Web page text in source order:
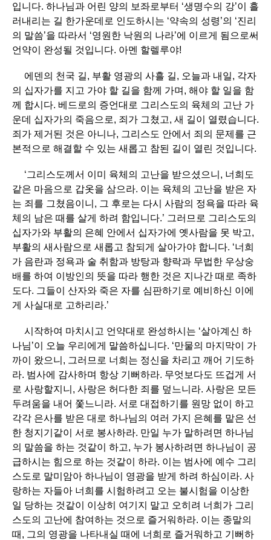
입니다. 하나님과 어린 양의 보좌로부터 ‘생명수의 강’이 흘
러내리는 길 한가운데로 인도하시는 ‘약속의 성령’의 ‘진리
의 말씀’을 따라서 ‘영원한 낙원의 나라’에 이르게 됨으로써
언약이 완성될 것입니다. 아멘 할렐루야!
에덴의 천국 길, 부활 영광의 사흘 길, 오늘과 내일, 각자
의 십자가를 지고 가야 할 길을 함께 가며, 해야 할 일을 함
께 합시다. 베드로의 증언대로 그리스도의 육체의 고난 가
운데 십자가의 죽음으로, 죄가 그쳤고, 새 길이 열렸습니다.
죄가 제거된 것은 아니나, 그리스도 안에서 죄의 문제를 근
본적으로 해결할 수 있는 새롭고 참된 길이 열린 것입니다.
‘그리스도께서 이미 육체의 고난을 받으셨으니, 너희도
같은 마음으로 갑옷을 삼으라. 이는 육체의 고난을 받은 자
는 죄를 그쳤음이니, 그 후로는 다시 사람의 정욕을 따라 육
체의 남은 때를 살게 하려 함입니다.’ 그러므로 그리스도의
십자가와 부활의 은혜 안에서 십자가에 옛사람을 못 박고,
부활의 새사람으로 새롭고 참되게 살아가야 합니다. ‘너희
가 음란과 정욕과 술 취함과 방탕과 향락과 무법한 우상숭
배를 하여 이방인의 뜻을 따라 행한 것은 지나간 때로 족하
도다. 그들이 산자와 죽은 자를 심판하기로 예비하신 이에
게 사실대로 고하리라.’
시작하여 마치시고 언약대로 완성하시는 ‘살아계신 하
나님’이 오늘 우리에게 말씀하십니다. ‘만물의 마지막이 가
까이 왔으니, 그러므로 너희는 정신을 차리고 깨어 기도하
라. 범사에 감사하며 항상 기뻐하라. 무엇보다도 뜨겁게 서
로 사랑할지니, 사랑은 허다한 죄를 덮느니라. 사랑은 모든
두려움을 내어 쫓느니라. 서로 대접하기를 원망 없이 하고
각각 은사를 받은 대로 하나님의 여러 가지 은혜를 맡은 선
한 청지기같이 서로 봉사하라. 만일 누가 말하려면 하나님
의 말씀을 하는 것같이 하고, 누가 봉사하려면 하나님이 공
급하시는 힘으로 하는 것같이 하라. 이는 범사에 예수 그리
스도로 말미암아 하나님이 영광을 받게 하려 하심이라. 사
랑하는 자들아 너희를 시험하려고 오는 불시험을 이상한
일 당하는 것같이 이상히 여기지 말고 오히려 너희가 그리
스도의 고난에 참여하는 것으로 즐거워하라. 이는 종말의
때, 그의 영광을 나타내실 때에 너희로 즐거워하고 기뻐하